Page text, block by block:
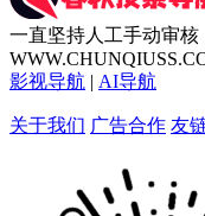
一直坚持人工手动审核
影视导航 | AI导航
关于我们 广告合作 友